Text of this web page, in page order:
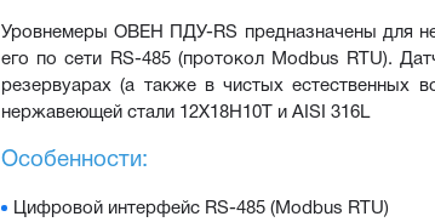
Уровнемеры ОВЕН ПДУ-RS предназначены для
его по сети RS-485 (протокол Modbus RTU).
резервуарах (а также в чистых естественных
нержавеющей стали 12Х18Н10Т и AISI 316L
Особенности:
Цифровой интерфейс RS-485 (Modbus RTU)